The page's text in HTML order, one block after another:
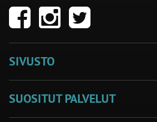
SIVUSTO
SUOSITUT PALVELUT